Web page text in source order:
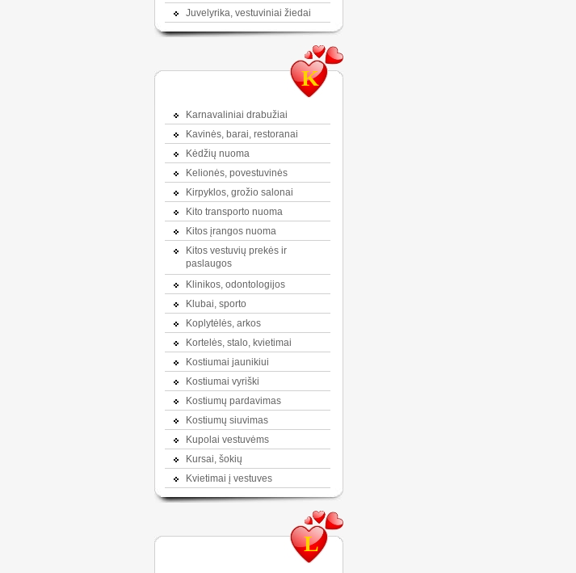
Juvelyrika, vestuviniai žiedai
K
Karnavaliniai drabužiai
Kavinės, barai, restoranai
Kėdžių nuoma
Kelionės, povestuvinės
Kirpyklos, grožio salonai
Kito transporto nuoma
Kitos įrangos nuoma
Kitos vestuvių prekės ir
paslaugos
Klinikos, odontologijos
Klubai, sporto
Koplytėlės, arkos
Kortelės, stalo, kvietimai
Kostiumai jaunikiui
Kostiumai vyriški
Kostiumų pardavimas
Kostiumų siuvimas
Kupolai vestuvėms
Kursai, šokių
Kvietimai į vestuves
L